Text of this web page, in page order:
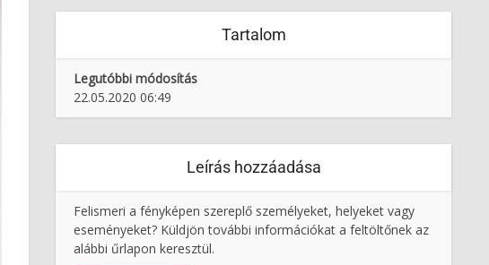
Tartalom
Legutóbbi módosítás
22.05.2020 06:49
Leírás hozzáadása
Felismeri a fényképen szereplő személyeket, helyeket vagy
eseményeket? Küldjön további információkat a feltöltőnek az
alábbi űrlapon keresztül.